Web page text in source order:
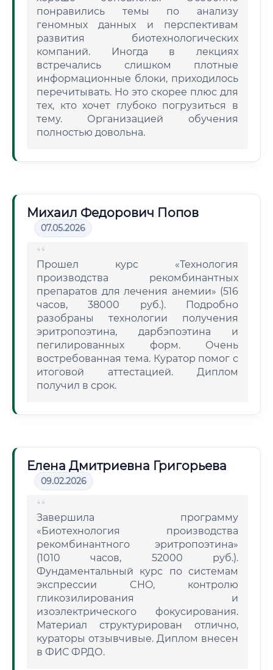
понравились темы по анализу
геномных данных и перспективам
развития биотехнологических
компаний. Иногда в лекциях
встречались слишком плотные
информационные блоки, приходилось
перечитывать. Но это скорее плюс для
тех, кто хочет глубоко погрузиться в
тему. Организацией обучения
полностью довольна.
Михаил Федорович Попов
07.05.2026
Прошел курс «Технология
производства рекомбинантных
препаратов для лечения анемии» (516
часов, 38000 руб.). Подробно
разобраны технологии получения
эритропоэтина, дарбэпоэтина и
пегилированных форм. Очень
востребованная тема. Куратор помог с
итоговой аттестацией. Диплом
получил в срок.
Елена Дмитриевна Григорьева
09.02.2026
Завершила программу
«Биотехнология производства
рекомбинантного эритропоэтина»
(1010 часов, 52000 руб.).
Фундаментальный курс по системам
экспрессии CHO, контролю
гликозилирования и
изоэлектрического фокусирования.
Материал структурирован отлично,
кураторы отзывчивые. Диплом внесен
в ФИС ФРДО.